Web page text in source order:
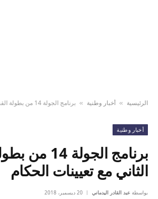
الرئيسية » أخبار وطنية » برنامج الجولة 14 من بطولة القسم الثاني مع تعيينات الحكام
أخبار وطنية
برنامج
الثاني مع تعيينات الحكام
بواسطة عبد القادر اليدماني 20 ديسمبر، 2018